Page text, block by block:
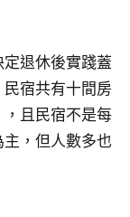
退休後實踐蓋
民宿共有十間房
且民宿不是每
，但人數多也